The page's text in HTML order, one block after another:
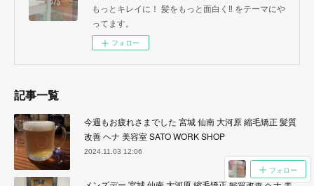
もっとキレイに！ 髪をもっと面白く‼︎ をテーマにや
ってます。
フォロー
記事一覧
今週もお疲れさまでした 宮城 仙南 大河原 縮毛矯正 髪質
改善 ヘナ 美容室 SATO WORK SHOP
2024.11.03 12:06
フォロー